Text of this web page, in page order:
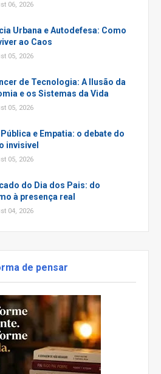
06, 2026
Urbana e Autodefesa: Como
ao Caos
05, 2026
de Tecnologia: A Ilusão da
e os Sistemas da Vida
05, 2026
e Empatia: o debate do
invisivel
05, 2026
do Dia dos Pais: do
à presença real
04, 2026
de pensar